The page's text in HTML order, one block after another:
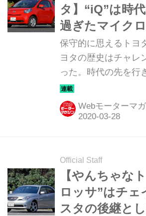
タ】“iQ”は時
過ぎたマイク
カーだった（そ
保守的に思えるトヨ
ヨタの歴史はチャレ
った。時代の先を行
ら、一体どうした？
なるクルマまで、ト
を改めて俯瞰してみ
Webモーターマ
Official Staff
【やんちゃな
ロッサ”はチェ
スタの後継と